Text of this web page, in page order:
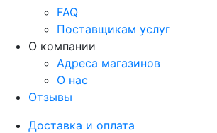
FAQ
Поставщикам услуг
О компании
Адреса магазинов
О нас
Отзывы
Доставка и оплата